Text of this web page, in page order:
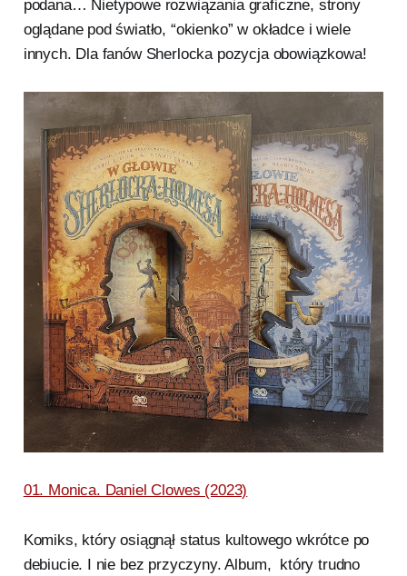
podana… Nietypowe rozwiązania graficzne, strony
oglądane pod światło, “okienko” w okładce i wiele
innych. Dla fanów Sherlocka pozycja obowiązkowa!
01. Monica. Daniel Clowes (2023)
Komiks, który osiągnął status kultowego wkrótce po
debiucie. I nie bez przyczyny. Album, który trudno